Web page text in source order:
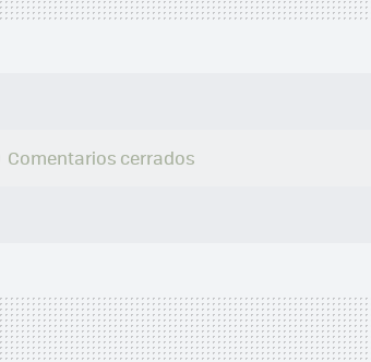
Comentarios cerrados